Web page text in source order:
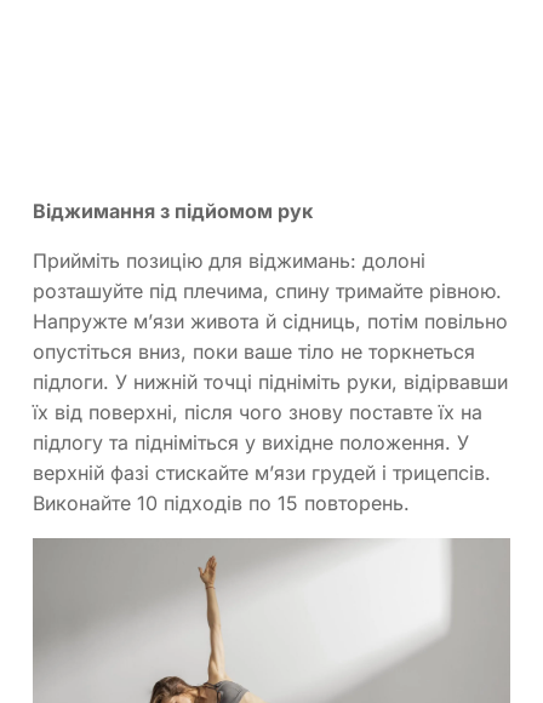
Віджимання з підйомом рук
Прийміть позицію для віджимань: долоні
розташуйте під плечима, спину тримайте рівною.
Напружте м’язи живота й сідниць, потім повільно
опустіться вниз, поки ваше тіло не торкнеться
підлоги. У нижній точці підніміть руки, відірвавши
їх від поверхні, після чого знову поставте їх на
підлогу та підніміться у вихідне положення. У
верхній фазі стискайте м’язи грудей і трицепсів.
Виконайте 10 підходів по 15 повторень.